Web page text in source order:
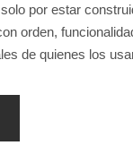
por estar
orden,
de quienes los